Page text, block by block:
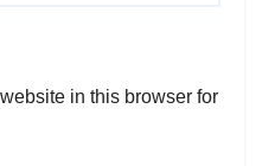
in this browser for